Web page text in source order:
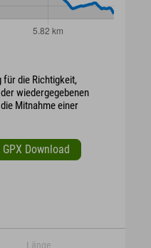
für die Richtigkeit,
wiedergegebenen
Mitnahme einer
GPX Download
Länge